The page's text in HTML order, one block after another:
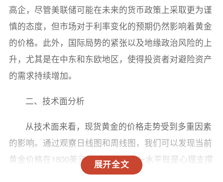
展开全文
高企，尽管美联储可能在未来的货币政策上采取更为谨
慎的态度，但市场对于利率变化的预期仍然影响着黄金
的价格。此外，国际局势的紧张以及地缘政治风险的上
升，尤其是在中东和东欧地区，使得投资者对避险资产
的需求持续增加。
二、技术面分析
从技术面来看，现货黄金的价格走势受到多重因素
的影响。通过观察日线图和周线图，我们可以发现当前
黄金价格在1800美元附近徘徊，这一水平既是心理支撑
位，也是重要的技术支撑位。